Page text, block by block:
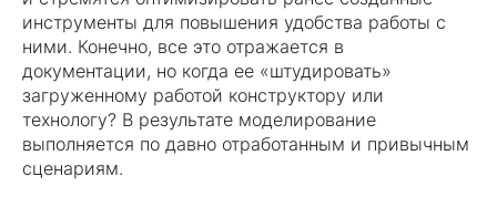
инструменты для повышения удобства работы с
ними. Конечно, все это отражается в
документации, но когда ее «штудировать»
загруженному работой конструктору или
технологу? В результате моделирование
выполняется по давно отработанным и привычным
сценариям.